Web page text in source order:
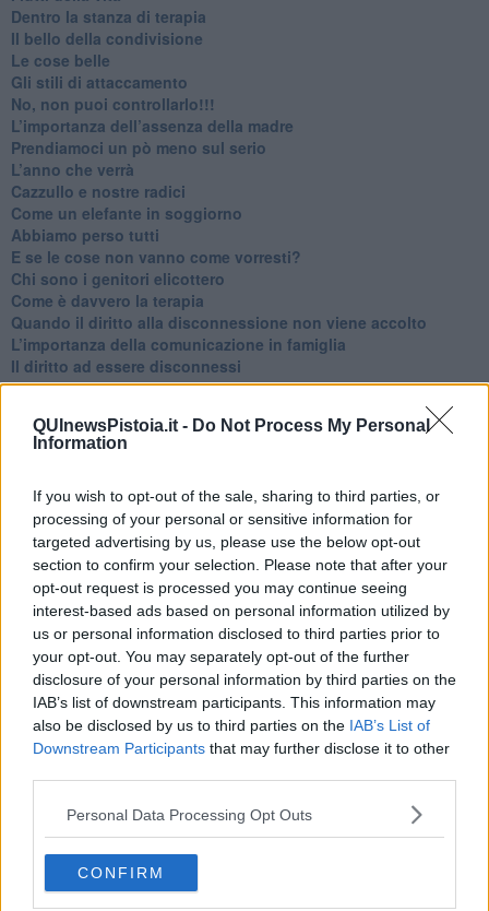
QUInewsPistoia.it - Do Not Process My Personal
Information
If you wish to opt-out of the sale, sharing to third parties, or
processing of your personal or sensitive information for
targeted advertising by us, please use the below opt-out
section to confirm your selection. Please note that after your
opt-out request is processed you may continue seeing
interest-based ads based on personal information utilized by
us or personal information disclosed to third parties prior to
your opt-out. You may separately opt-out of the further
disclosure of your personal information by third parties on the
IAB’s list of downstream participants. This information may
also be disclosed by us to third parties on the IAB’s List of
Downstream Participants that may further disclose it to other
Personal Data Processing Opt Outs
CONFIRM
​Dentro la stanza di terapia
​Il bello della condivisione
Le cose belle
​Gli stili di attaccamento
No, non puoi controllarlo!!!
​L’importanza dell’assenza della madre
​Prendiamoci un pò meno sul serio
​L’anno che verrà
​Cazzullo e nostre radici
​Come un elefante in soggiorno
​Abbiamo perso tutti
E se le cose non vanno come vorresti?
​Chi sono i genitori elicottero
Come è davvero la terapia
Quando il diritto alla disconnessione non viene accolto
​L’importanza della comunicazione in famiglia
​Il diritto ad essere disconnessi
​Il pensiero dicotomico e la salute mentale
​La Clownterapia
​Differenze tra persone frustrate e non
Vacanze a km zero
​Buone Vacan(si)e!
​Il lato positivo delle cose
​Storie antiche di tempi moderni
​Quello che alle mamme non dicono
Adultescenza
Homo imbecillis
​4 anni di Blog
Quando il silenzio è aggressivo
​Il passato, questo conosciuto!
​Clima ballerino e sbalzi d’umore
La maternità
​L’uomo o l’orso?
Non hanno un amico a teatro​
​Cose che ci esauriscono
​Lasciate ai vostri figli il diritto di piangere
​Parole d’amore regalate al vento